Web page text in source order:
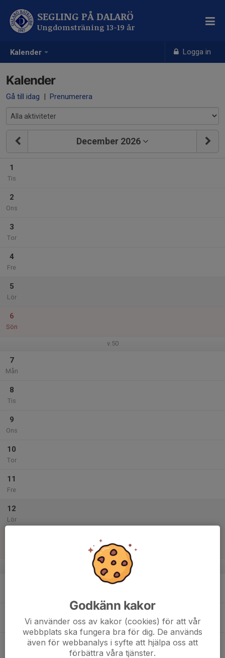
Kalender Logga in
SEGLING PÅ DALARÖ
Ungdomsträning 13-19 år
Kalender
Gå till idag | Prenumerera
December 2026
1
Tis
2
Ons
3
Tor
4
Fre
5
Lör
6
Sön
v.50
7
Mån
8
Tis
9
Ons
10
Tor
11
Fre
12
Lör
v.51
Godkänn kakor
Vi använder oss av kakor (cookies) för att vår
webbplats ska fungera bra för dig. De används
även för webbanalys i syfte att hjälpa oss att
förbättra våra tjänster.